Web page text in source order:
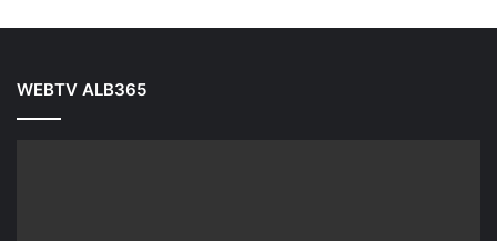
WEBTV ALB365